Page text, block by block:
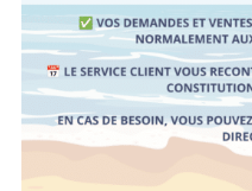
Comment
feux